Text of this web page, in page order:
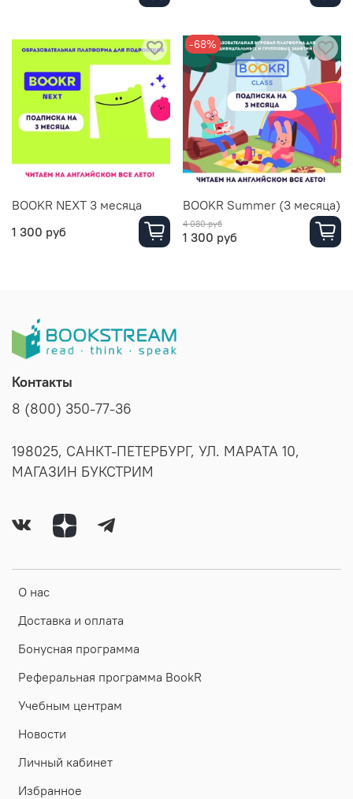
BOOKR NEXT 3 месяца
1 300 руб
-68%
BOOKR Summer (3 месяца)
4 080 руб
1 300 руб
О нас
Доставка и оплата
Бонусная программа
Реферальная программа BookR
Учебным центрам
Новости
Личный кабинет
Избранное
Контакты
8 (800) 350-77-36
198025, САНКТ-ПЕТЕРБУРГ, УЛ. МАРАТА 10,
МАГАЗИН БУКСТРИМ